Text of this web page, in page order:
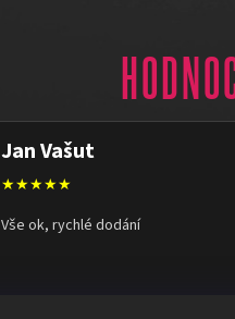
Jan Vašut
★★★★★
Vše ok, rychlé dodání